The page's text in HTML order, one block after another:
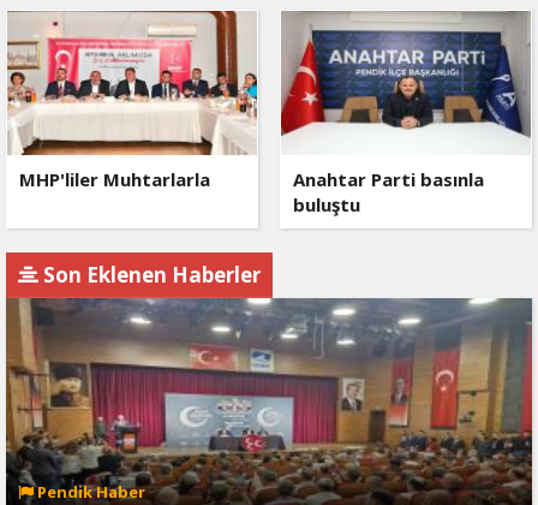
MHP'liler Muhtarlarla
Anahtar Parti basınla
buluştu
Son Eklenen Haberler
Pendik Haber